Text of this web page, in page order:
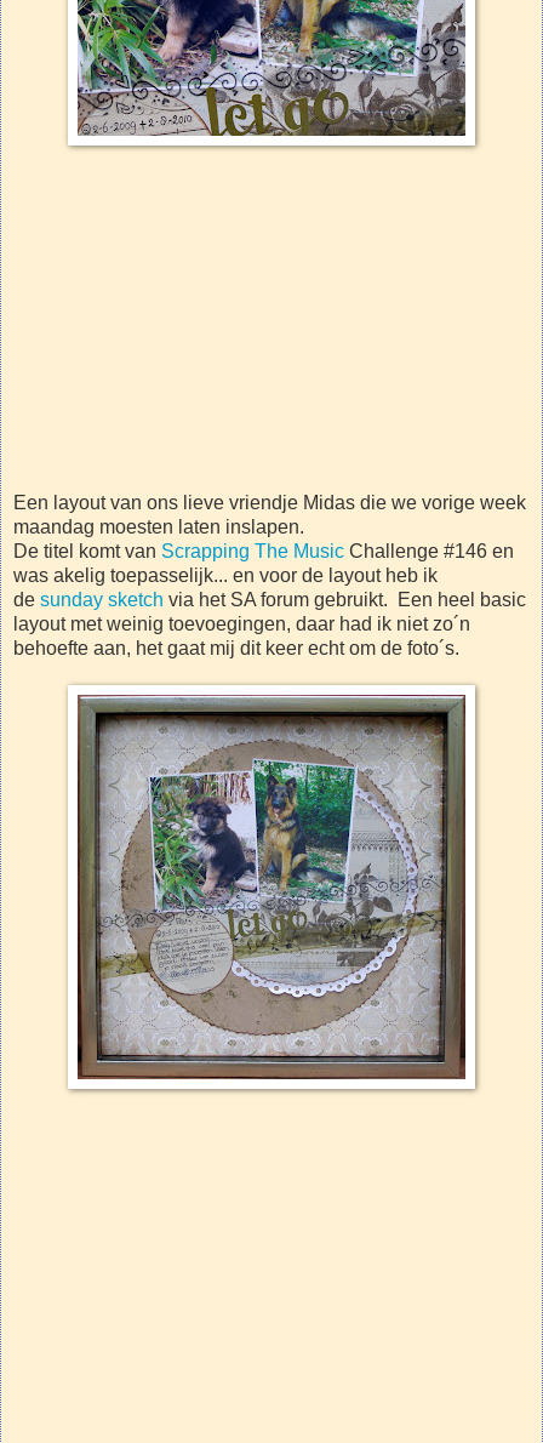
Een layout van ons lieve vriendje Midas die we vorige week
maandag moesten laten inslapen.
De titel komt van Scrapping The Music Challenge #146 en
was akelig toepasselijk... en voor de layout heb ik
de sunday sketch via het SA forum gebruikt. Een heel basic
layout met weinig toevoegingen, daar had ik niet zo´n
behoefte aan, het gaat mij dit keer echt om de foto´s.